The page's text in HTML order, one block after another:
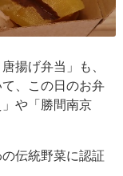
揚げ弁当」も、
、この日のお弁
や「勝間南京
伝統野菜に認証